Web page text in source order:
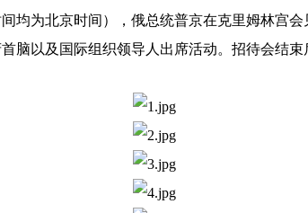
为北京时间），俄总统普京在克里姆林宫会
脑以及国际组织领导人出席活动。招待会结束